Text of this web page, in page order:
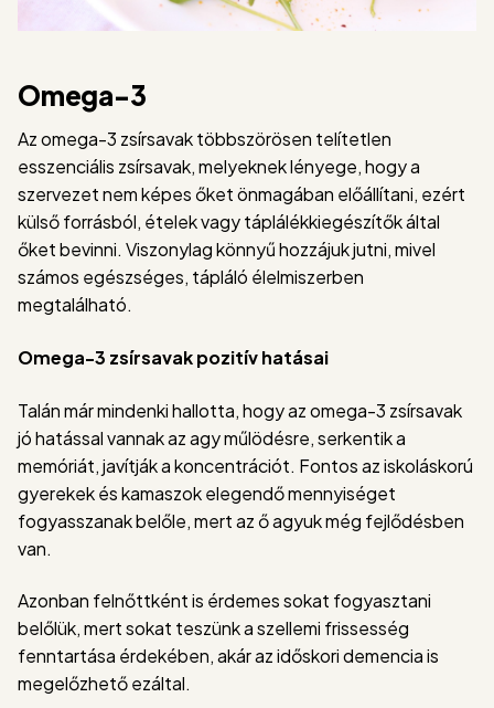
Omega-3
Az omega-3 zsírsavak többszörösen telítetlen
esszenciális zsírsavak, melyeknek lényege, hogy a
szervezet nem képes őket önmagában előállítani, ezért
külső forrásból, ételek vagy táplálékkiegészítők által
őket bevinni. Viszonylag könnyű hozzájuk jutni, mivel
számos egészséges, tápláló élelmiszerben
megtalálható.
Omega-3 zsírsavak pozitív hatásai
Talán már mindenki hallotta, hogy az omega-3 zsírsavak
jó hatással vannak az agy műlödésre, serkentik a
memóriát, javítják a koncentrációt. Fontos az iskoláskorú
gyerekek és kamaszok elegendő mennyiséget
fogyasszanak belőle, mert az ő agyuk még fejlődésben
van.
Azonban felnőttként is érdemes sokat fogyasztani
belőlük, mert sokat teszünk a szellemi frissesség
fenntartása érdekében, akár az időskori demencia is
megelőzhető ezáltal.